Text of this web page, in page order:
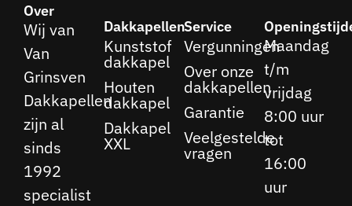
Over
Wij van
Van
Grinsven
Dakkapellen
zijn al
sinds
1992
specialist
Dakkapellen
Kunststof
dakkapel
Houten
dakkapel
Dakkapel
XXL
Service
Vergunningen
Over onze
dakkapellen
Garantie
Veelgestelde
vragen
Maandag
t/m
vrijdag
8:00 uur
tot
16:00
uur